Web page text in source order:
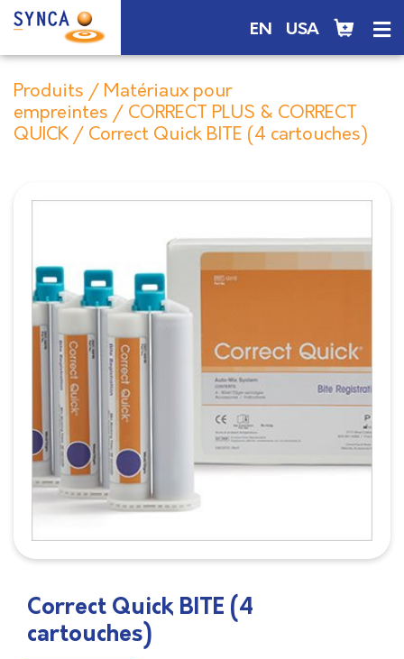
EN USA
Produits / Matériaux pour
empreintes / CORRECT PLUS & CORRECT
QUICK / Correct Quick BITE (4 cartouches)
Correct Quick BITE (4
cartouches)